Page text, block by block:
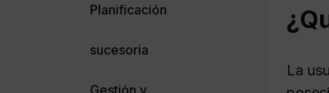
La
Planificación
sucesoria
Gestión y